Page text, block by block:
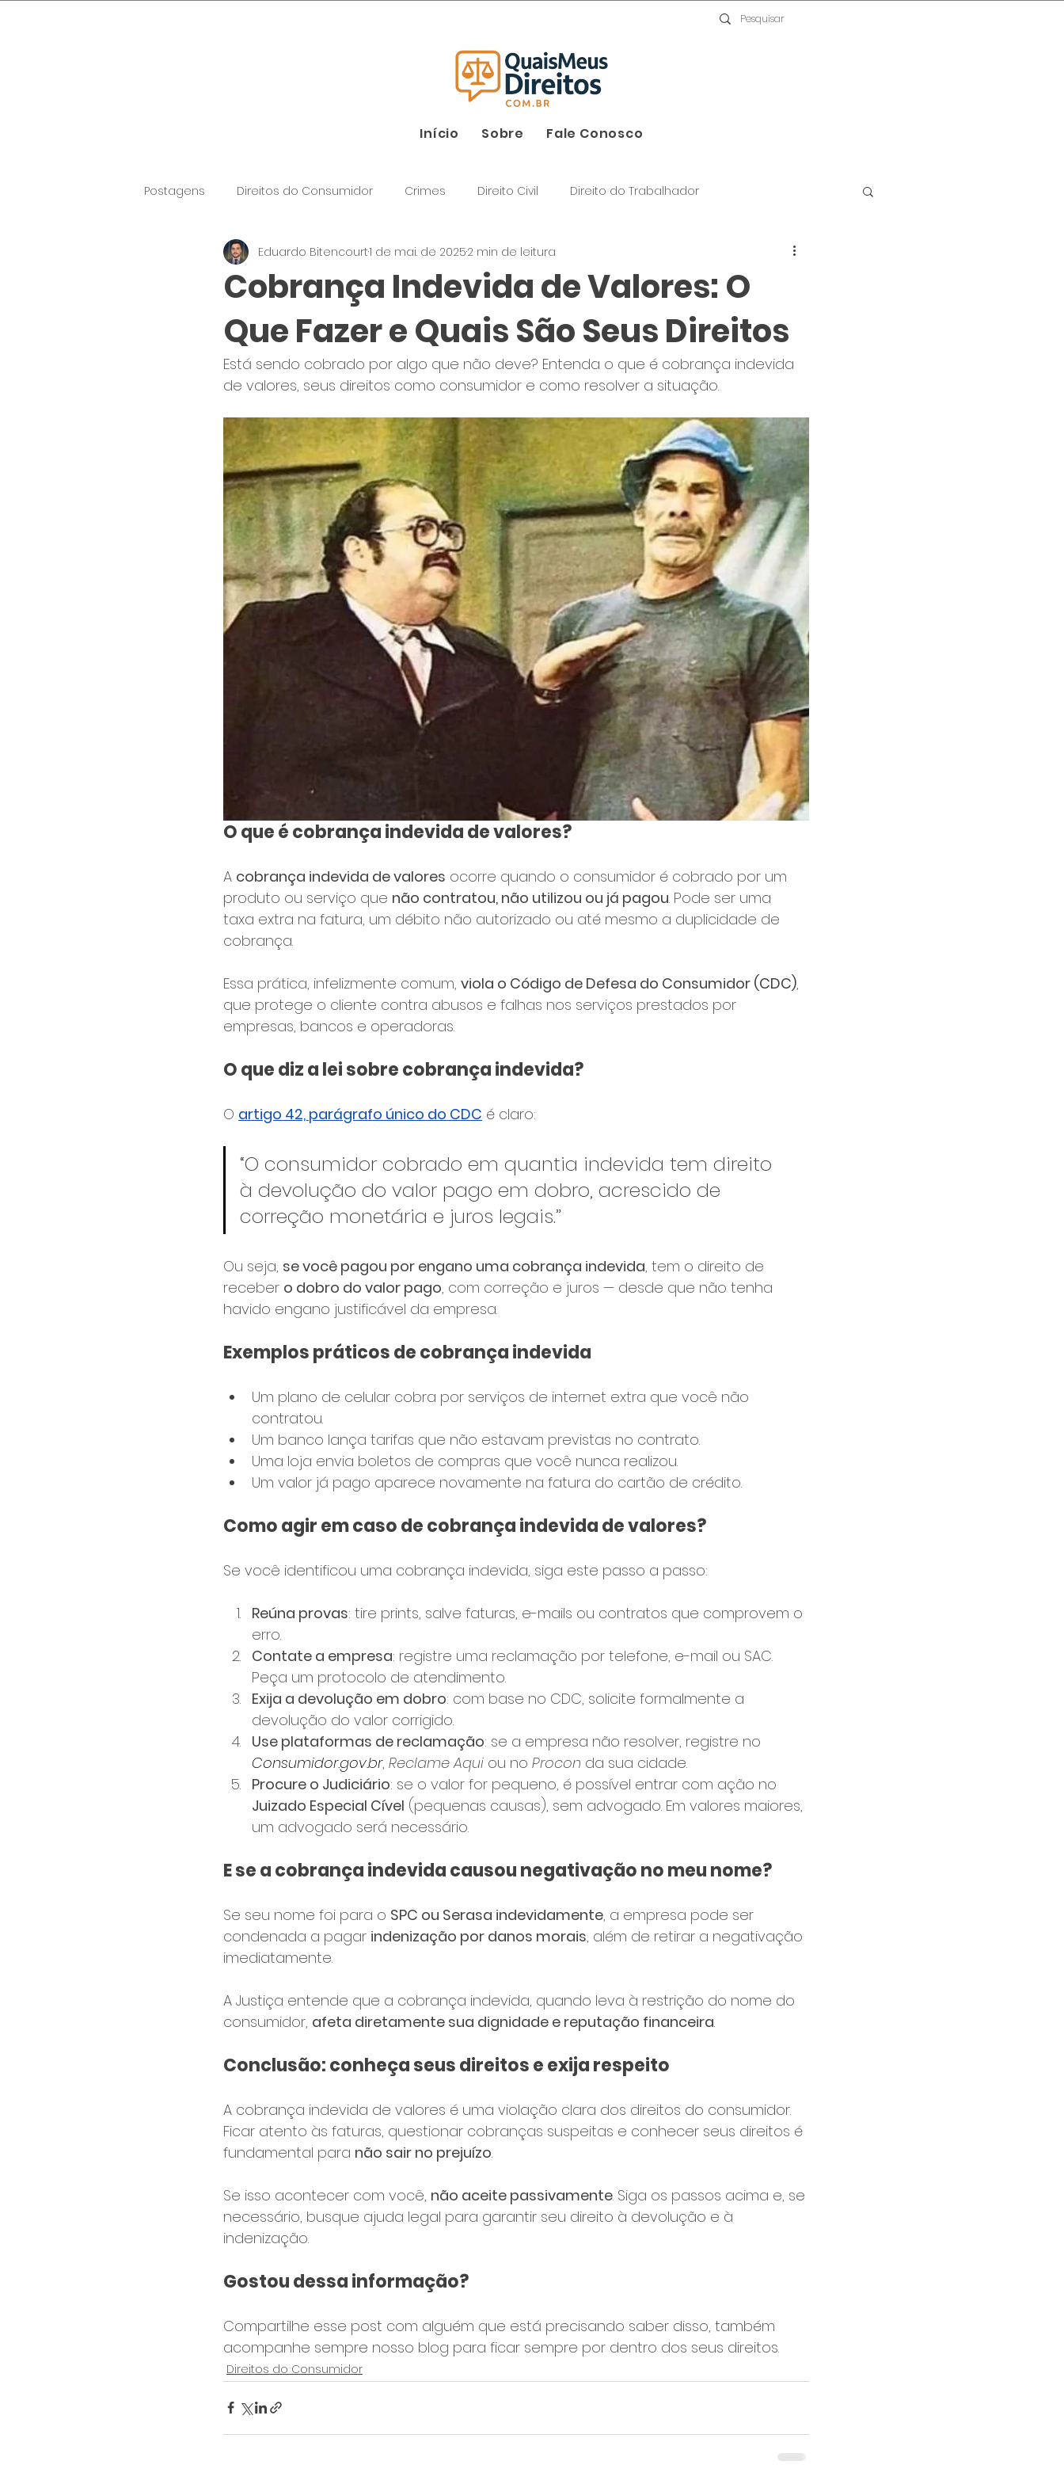
Início Sobre Fale Conosco
Postagens Direitos do Consumidor Crimes Direito Civil Direito do Trabalhador
Cobrança Indevida de Valores: O
Que Fazer e Quais São Seus Direitos
Eduardo Bitencourt1 de mai. de 20252 min de leitura
Está sendo cobrado por algo que não deve? Entenda o que é cobrança indevida
de valores, seus direitos como consumidor e como resolver a situação.
O que é cobrança indevida de valores?
A cobrança indevida de valores ocorre quando o consumidor é cobrado por um
produto ou serviço que não contratou, não utilizou ou já pagou. Pode ser uma
taxa extra na fatura, um débito não autorizado ou até mesmo a duplicidade de
cobrança.
Essa prática, infelizmente comum, viola o Código de Defesa do Consumidor (CDC),
que protege o cliente contra abusos e falhas nos serviços prestados por
empresas, bancos e operadoras.
O que diz a lei sobre cobrança indevida?
O artigo 42, parágrafo único do CDC é claro:
“O consumidor cobrado em quantia indevida tem direito
à devolução do valor pago em dobro, acrescido de
correção monetária e juros legais.”
Ou seja, se você pagou por engano uma cobrança indevida, tem o direito de
receber o dobro do valor pago, com correção e juros — desde que não tenha
havido engano justificável da empresa.
Exemplos práticos de cobrança indevida
Um plano de celular cobra por serviços de internet extra que você não
contratou.
Um banco lança tarifas que não estavam previstas no contrato.
Uma loja envia boletos de compras que você nunca realizou.
Um valor já pago aparece novamente na fatura do cartão de crédito.
Como agir em caso de cobrança indevida de valores?
Se você identificou uma cobrança indevida, siga este passo a passo:
Reúna provas: tire prints, salve faturas, e-mails ou contratos que comprovem o
erro.
Contate a empresa: registre uma reclamação por telefone, e-mail ou SAC.
Peça um protocolo de atendimento.
Exija a devolução em dobro: com base no CDC, solicite formalmente a
devolução do valor corrigido.
Use plataformas de reclamação: se a empresa não resolver, registre no
Consumidor.gov.br, Reclame Aqui ou no Procon da sua cidade.
Procure o Judiciário: se o valor for pequeno, é possível entrar com ação no
Juizado Especial Cível (pequenas causas), sem advogado. Em valores maiores,
um advogado será necessário.
E se a cobrança indevida causou negativação no meu nome?
Se seu nome foi para o SPC ou Serasa indevidamente, a empresa pode ser
condenada a pagar indenização por danos morais, além de retirar a negativação
imediatamente.
A Justiça entende que a cobrança indevida, quando leva à restrição do nome do
consumidor, afeta diretamente sua dignidade e reputação financeira.
Conclusão: conheça seus direitos e exija respeito
A cobrança indevida de valores é uma violação clara dos direitos do consumidor.
Ficar atento às faturas, questionar cobranças suspeitas e conhecer seus direitos é
fundamental para não sair no prejuízo.
Se isso acontecer com você, não aceite passivamente. Siga os passos acima e, se
necessário, busque ajuda legal para garantir seu direito à devolução e à
indenização.
Gostou dessa informação?
Compartilhe esse post com alguém que está precisando saber disso, também
acompanhe sempre nosso blog para ficar sempre por dentro dos seus direitos.
Direitos do Consumidor